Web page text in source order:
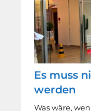
Es muss
werden
Was wäre,